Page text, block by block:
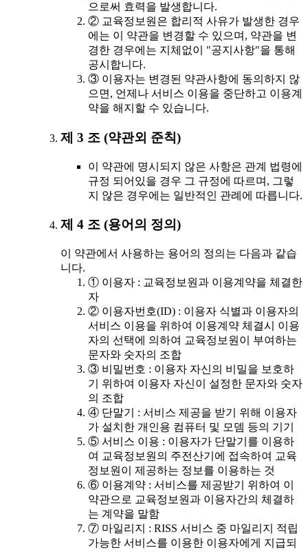
으로써 효력을 발생합니다.
② 교육정보원은 합리적 사유가 발생한 경우
에는 이 약관을 변경할 수 있으며, 약관을 변
경한 경우에는 지체없이 "공지사항"을 통해
공시합니다.
③ 이용자는 변경된 약관사항에 동의하지 않
으면, 언제나 서비스 이용을 중단하고 이용계
약을 해지할 수 있습니다.
제 3 조 (약관외 준칙)
이 약관에 명시되지 않은 사항은 관계 법령에
규정 되어있을 경우 그 규정에 따르며, 그렇
지 않은 경우에는 일반적인 관례에 따릅니다.
제 4 조 (용어의 정의)
이 약관에서 사용하는 용어의 정의는 다음과 같습
니다.
① 이용자 : 교육정보원과 이용계약을 체결한
자
② 이용자번호(ID) : 이용자 식별과 이용자의
서비스 이용을 위하여 이용계약 체결시 이용
자의 선택에 의하여 교육정보원이 부여하는
문자와 숫자의 조합
③ 비밀번호 : 이용자 자신의 비밀을 보호하
기 위하여 이용자 자신이 설정한 문자와 숫자
의 조합
④ 단말기 : 서비스 제공을 받기 위해 이용자
가 설치한 개인용 컴퓨터 및 모뎀 등의 기기
⑤ 서비스 이용 : 이용자가 단말기를 이용하
여 교육정보원의 주전산기에 접속하여 교육
정보원이 제공하는 정보를 이용하는 것
⑥ 이용계약 : 서비스를 제공받기 위하여 이
약관으로 교육정보원과 이용자간의 체결하
는 계약을 말함
⑦ 마일리지 : RISS 서비스 중 마일리지 적립
가능한 서비스를 이용한 이용자에게 지급되